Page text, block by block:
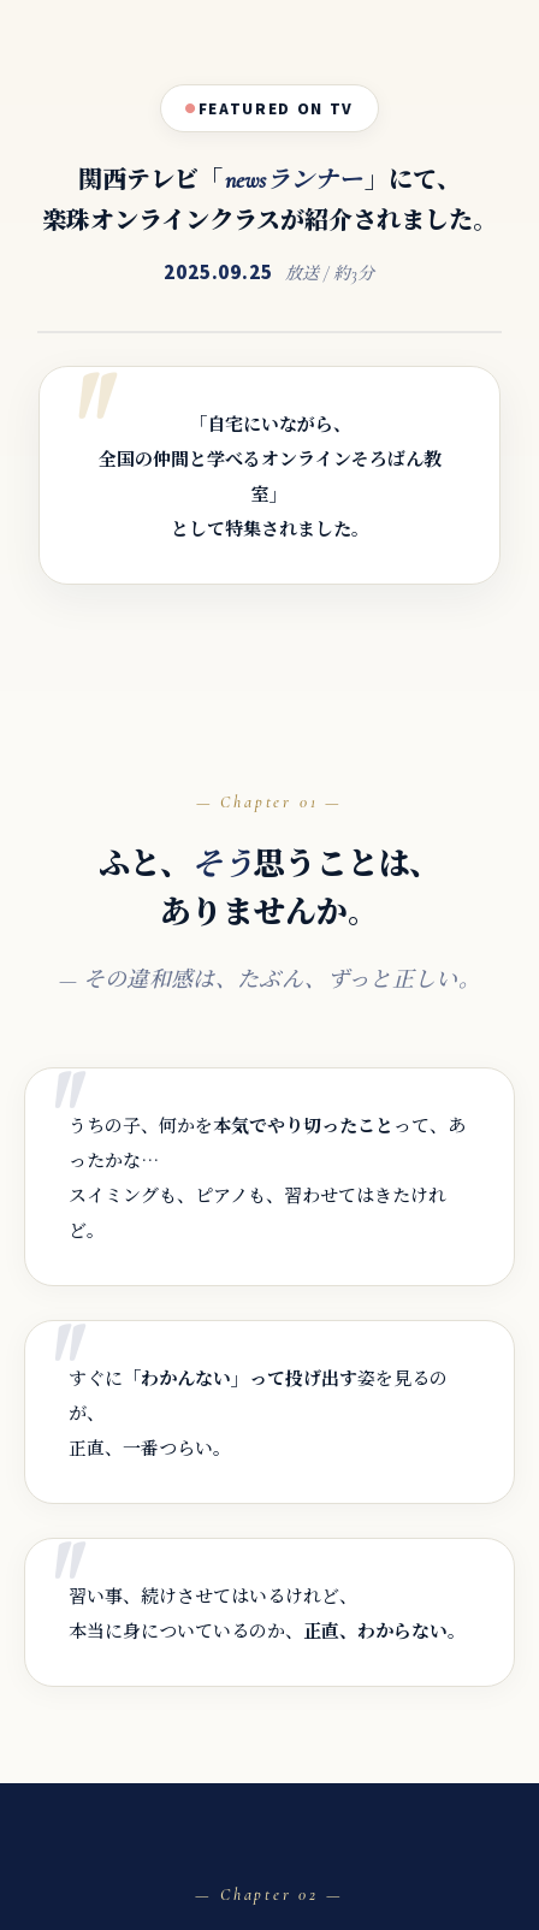
FEATURED ON TV
関西テレビ「newsランナー 」にて、
楽珠オンラインクラスが紹介されました。
2025.09.25 放送 / 約3分
「自宅にいながら、
全国の仲間と学べるオンラインそろばん教
室」
として特集されました。
01
ふと、 そう思うことは、
ありませんか。
— その違和感は、たぶん、ずっと正しい。
うちの子、何かを本気でやり切ったこと って、あ
ったかな…
スイミングも、ピアノも、習わせてはきたけれ
ど。
すぐに 「わかんない」って投げ出す姿を見るの
が、
正直、一番つらい。
習い事、続けさせてはいるけれど、
本当に身についているのか、 正直、わからない。
02